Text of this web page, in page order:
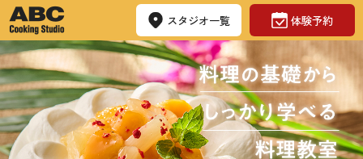
スタジオ一覧 体験予約